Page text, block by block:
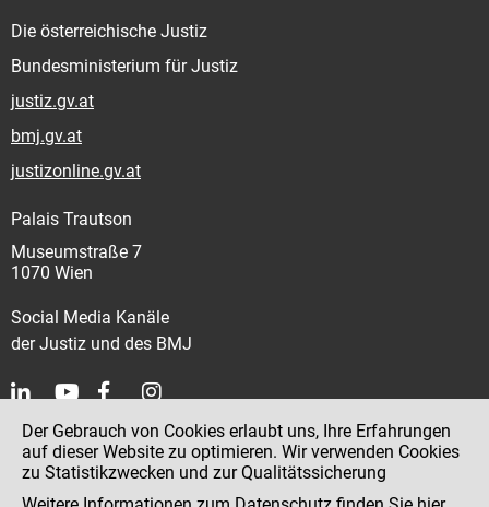
Die österreichische Justiz
Bundesministerium für Justiz
justiz.gv.at
bmj.gv.at
justizonline.gv.at
Palais Trautson
Museumstraße 7
1070 Wien
Social Media Kanäle
der Justiz und des BMJ
Kontakt
Impressum
Der Gebrauch von Cookies erlaubt uns, Ihre Erfahrungen
auf dieser Website zu optimieren. Wir verwenden Cookies
zu Statistikzwecken und zur Qualitätssicherung